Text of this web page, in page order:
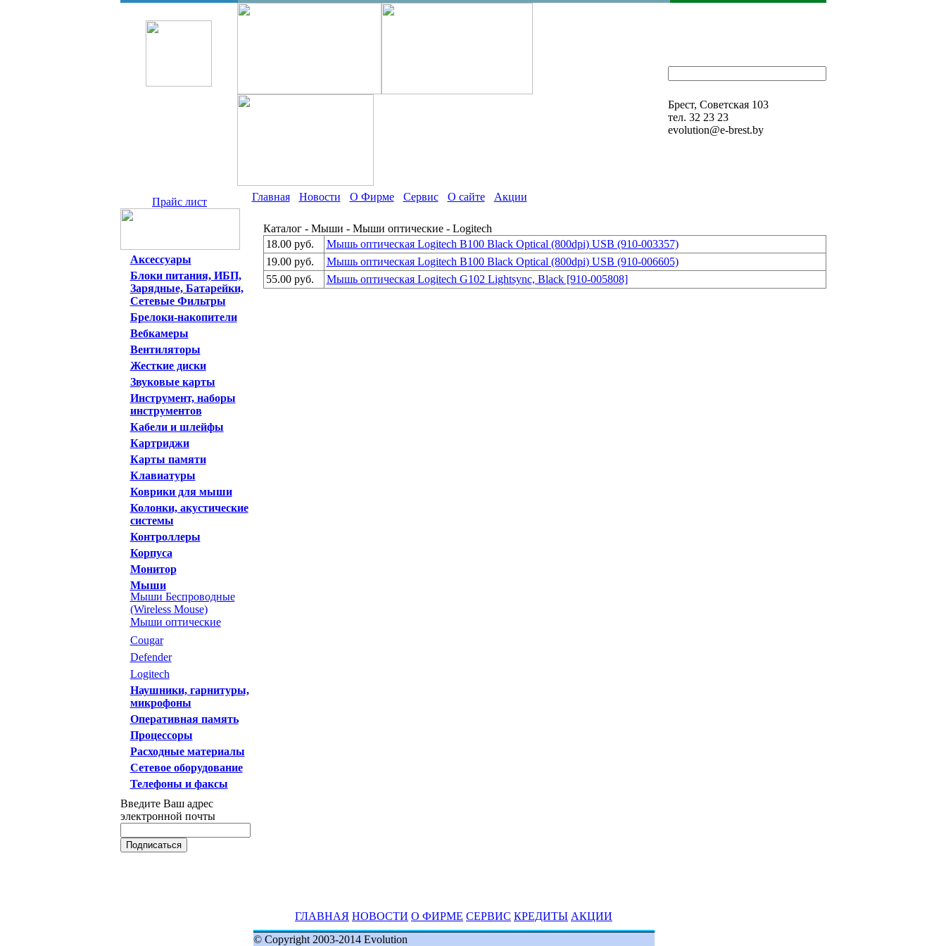
Брест, Советская 103
тел. 32 23 23
evolution@e-brest.by
Прайс лист Главная Новости О Фирме Сервис О сайте Акции
Аксессуары
Блоки питания, ИБП,
Зарядные, Батарейки,
Сетевые Фильтры
Брелоки-накопители
Вебкамеры
Вентиляторы
Жесткие диски
Звуковые карты
Инструмент, наборы
инструментов
Кабели и шлейфы
Картриджи
Карты памяти
Клавиатуры
Коврики для мыши
Колонки, акустические
системы
Контроллеры
Корпуса
Монитор
Мыши
Мыши Беспроводные
(Wireless Mouse)
Мыши оптические
Cougar
Defender
Logitech
Наушники, гарнитуры,
микрофоны
Оперативная память
Процессоры
Расходные материалы
Сетевое оборудование
Телефоны и факсы
Введите Ваш адрес
электронной почты
Каталог - Мыши - Мыши оптические - Logitech
18.00 руб.
Мышь оптическая Logitech B100 Black Optical (800dpi) USB (910-003357)
19.00 руб.
Мышь оптическая Logitech B100 Black Optical (800dpi) USB (910-006605)
55.00 руб.
Мышь оптическая Logitech G102 Lightsync, Black [910-005808]
ГЛАВНАЯ НОВОСТИ О ФИРМЕ СЕРВИС КРЕДИТЫ АКЦИИ
© Copyright 2003-2014 Evolution